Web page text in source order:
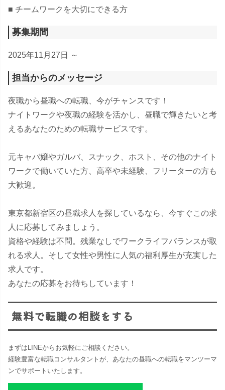
■ チームワークを大切にできる方
募集期間
2025年11月27日 ～
担当からのメッセージ
夜職から昼職への転職、今がチャンスです！
ナイトワークや夜職の経験を活かし、昼職で輝きたいと考
えるあなたのための転職サービスです。
元キャバ嬢やガルバ、スナック、ホスト、その他のナイト
ワークで働いていた方、高卒や未経験、フリーターの方も
大歓迎。
東京都新宿区の昼職求人を探しているなら、今すぐこの求
人に応募してみましょう。
資格や経験は不問。残業なしでワークライフバランスが取
れる求人。そして女性や男性に人気の福利厚生が充実した
求人です。
あなたの応募をお待ちしています！
無料で転職の相談をする
まずはLINEからお気軽にご相談ください。
経験豊富な転職コンサルタントが、あなたの昼職への転職をマンツーマ
ンでサポートいたします。